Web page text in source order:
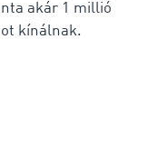
akár 1 millió
kínálnak.